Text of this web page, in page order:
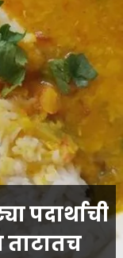
पदार्थाची